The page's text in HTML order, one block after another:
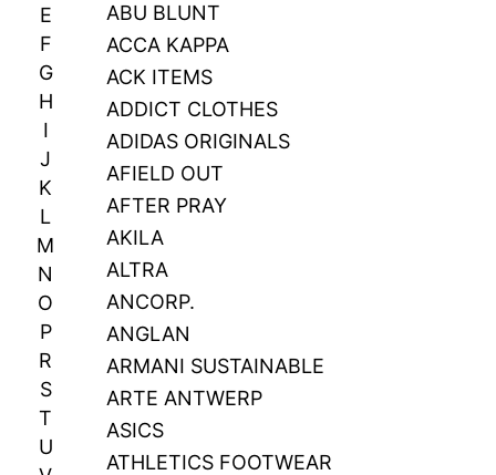
E
F
G
H
I
J
K
L
M
N
O
P
R
S
T
U
ABU BLUNT
ACCA KAPPA
ACK ITEMS
ADDICT CLOTHES
ADIDAS ORIGINALS
AFIELD OUT
AFTER PRAY
AKILA
ALTRA
ANCORP.
ANGLAN
ARMANI SUSTAINABLE
ARTE ANTWERP
ASICS
ATHLETICS FOOTWEAR